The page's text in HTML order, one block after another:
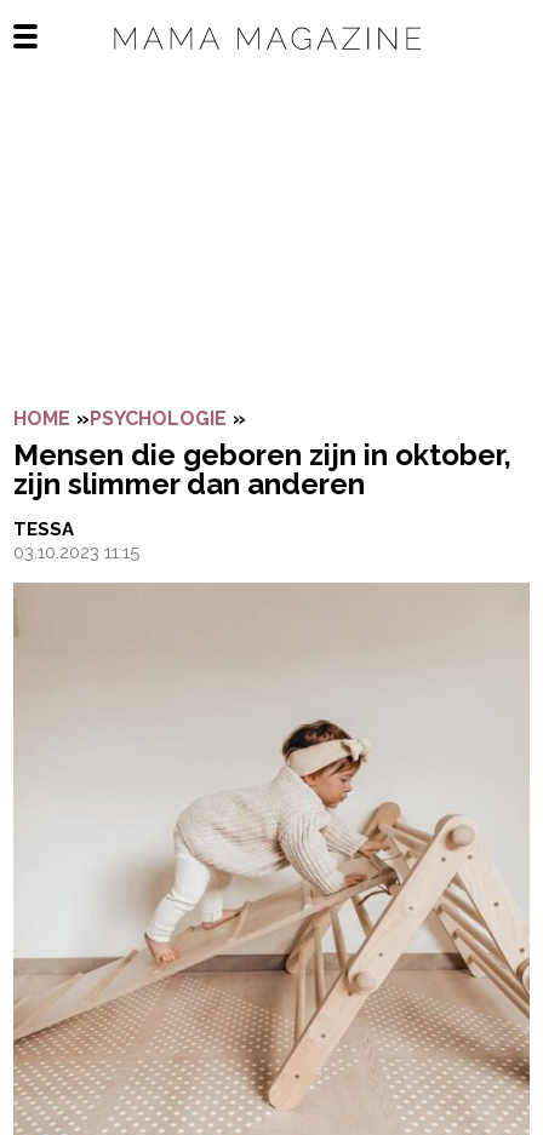
Open het mobiele menu
HOME »PSYCHOLOGIE »
Mensen die geboren zijn in oktober,
zijn slimmer dan anderen
TESSA
03.10.2023 11:15